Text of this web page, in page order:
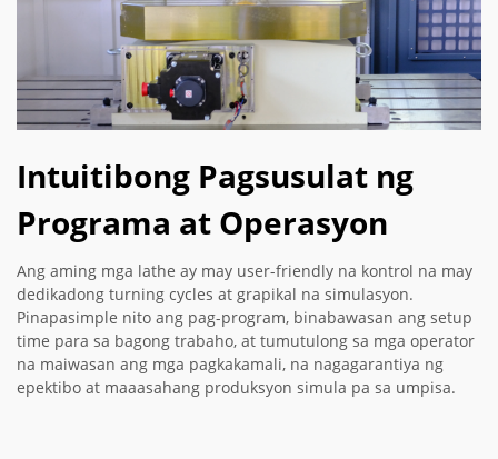
Intuitibong Pagsusulat ng
Programa at Operasyon
Ang aming mga lathe ay may user-friendly na kontrol na may
dedikadong turning cycles at grapikal na simulasyon.
Pinapasimple nito ang pag-program, binabawasan ang setup
time para sa bagong trabaho, at tumutulong sa mga operator
na maiwasan ang mga pagkakamali, na nagagarantiya ng
epektibo at maaasahang produksyon simula pa sa umpisa.